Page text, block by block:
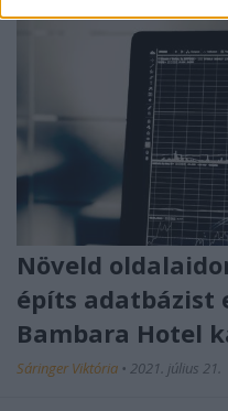
Növeld
építs adatbázist
Bambara Hotel
Sáringer Viktória • 2021. július 21.